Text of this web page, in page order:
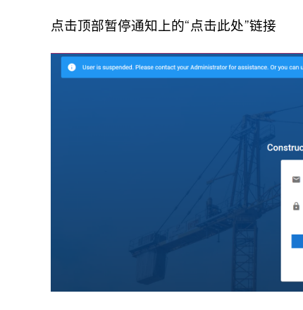
点击顶部暂停通知上的“点击此处”链接